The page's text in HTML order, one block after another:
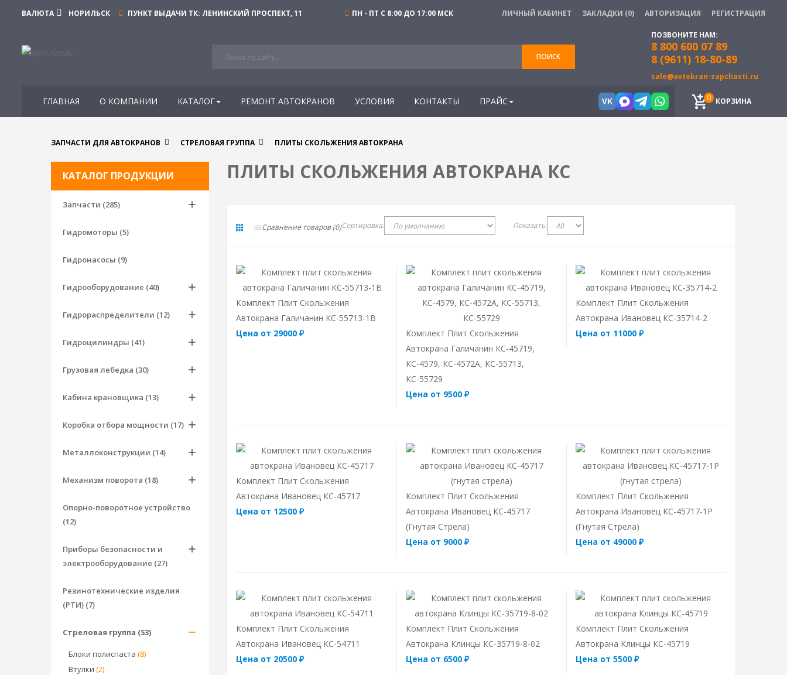
ВАЛЮТА НОРИЛЬСК ПУНКТ ВЫДАЧИ ТК: ЛЕНИНСКИЙ ПРОСПЕКТ, 11 ПН - ПТ С 8:00 ДО 17:00 МСК ЛИЧНЫЙ КАБИНЕТ ЗАКЛАДКИ (0) АВТОРИЗАЦИЯ РЕГИСТРАЦИЯ
ПОИСК
ПОЗВОНИТЕ НАМ:
8 800 600 07 89
8 (9611) 18-80-89
sale@avtokran-zapchasti.ru
ГЛАВНАЯ О КОМПАНИИ КАТАЛОГ РЕМОНТ АВТОКРАНОВ УСЛОВИЯ КОНТАКТЫ ПРАЙС VK КОРЗИНА
0
ЗАПЧАСТИ ДЛЯ АВТОКРАНОВ СТРЕЛОВАЯ ГРУППА ПЛИТЫ СКОЛЬЖЕНИЯ АВТОКРАНА
КАТАЛОГ ПРОДУКЦИИ
Запчасти (285)
Гидромоторы (5)
Гидронасосы (9)
Гидрооборудование (40)
Гидрораспределители (12)
Гидроцилиндры (41)
Грузовая лебедка (30)
Кабина крановщика (13)
Коробка отбора мощности (17)
Металлоконструкции (14)
Механизм поворота (18)
Опорно-поворотное устройство
(12)
Приборы безопасности и
электрооборудование (27)
Резинотехнические изделия
(РТИ) (7)
Стреловая группа (53)
Блоки полиспаста (8)
Втулки (2)
ПЛИТЫ СКОЛЬЖЕНИЯ АВТОКРАНА КС
Сравнение товаров (0)Сортировка: Показать:
Комплект Плит Скольжения
Автокрана Галичанин КС-55713-1В
Цена от 29000 ₽
Комплект Плит Скольжения
Автокрана Галичанин КС-45719,
КС-4579, КС-4572А, КС-55713,
КС-55729
Цена от 9500 ₽
Комплект Плит Скольжения
Автокрана Ивановец КС-35714-2
Цена от 11000 ₽
Комплект Плит Скольжения
Автокрана Ивановец КС-45717
Цена от 12500 ₽
Комплект Плит Скольжения
Автокрана Ивановец КС-45717
(гнутая Стрела)
Цена от 9000 ₽
Комплект Плит Скольжения
Автокрана Ивановец КС-45717-1Р
(гнутая Стрела)
Цена от 49000 ₽
Комплект Плит Скольжения
Автокрана Ивановец КС-54711
Цена от 20500 ₽
Комплект Плит Скольжения
Автокрана Клинцы КС-35719-8-02
Цена от 6500 ₽
Комплект Плит Скольжения
Автокрана Клинцы КС-45719
Цена от 5500 ₽